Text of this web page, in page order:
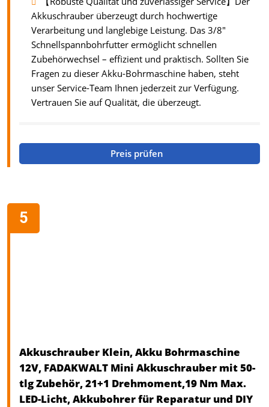
Akkuschrauber überzeugt durch hochwertige
Verarbeitung und langlebige Leistung. Das 3/8"
Schnellspannbohrfutter ermöglicht schnellen
Zubehörwechsel – effizient und praktisch. Sollten Sie
Fragen zu dieser Akku-Bohrmaschine haben, steht
unser Service-Team Ihnen jederzeit zur Verfügung.
Vertrauen Sie auf Qualität, die überzeugt.
Preis prüfen
Akkuschrauber Klein, Akku Bohrmaschine
12V, FADAKWALT Mini Akkuschrauber mit 50-
tlg Zubehör, 21+1 Drehmoment,19 Nm Max.
LED-Licht, Akkubohrer für Reparatur und DIY